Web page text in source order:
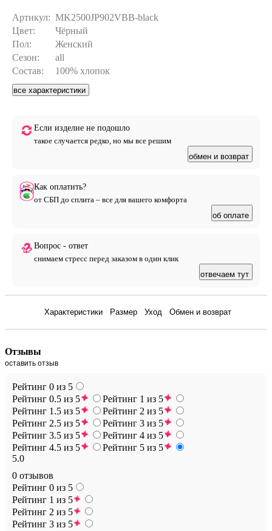
Артикул: MK2500JP902VBB-black
Цвет:
Чёрный
Пол:
Женский
Сезон:
all
Состав:
100% хлопок
все характеристики
Если изделие не подошло
такое случается редко, но мы все решим
обмен и возврат
Как оплатить?
от СБП до сплита – все для вашего комфорта
об оплате
Вопрос - ответ
снимаем стресс перед заказом в один клик
отвечаем тут
Характеристики Размер Уход Обмен и возврат
Отзывы
оставить отзыв
Рейтинг 0 из 5
Рейтинг 0.5 из 5
Рейтинг 1 из 5
Рейтинг 1.5 из 5
Рейтинг 2 из 5
Рейтинг 2.5 из 5
Рейтинг 3 из 5
Рейтинг 3.5 из 5
Рейтинг 4 из 5
Рейтинг 4.5 из 5
Рейтинг 5 из 5
5.0
0 отзывов
Рейтинг 0 из 5
Рейтинг 1 из 5
Рейтинг 2 из 5
Рейтинг 3 из 5